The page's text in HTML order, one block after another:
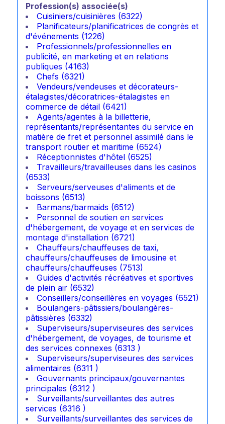
Profession(s) associée(s)
Cuisiniers/cuisinières (6322)
Planificateurs/planificatrices de congrès et
d'événements (1226)
Professionnels/professionnelles en
publicité, en marketing et en relations
publiques (4163)
Chefs (6321)
Vendeurs/vendeuses et décorateurs-
étalagistes/décoratrices-étalagistes en
commerce de détail (6421)
Agents/agentes à la billetterie,
représentants/représentantes du service en
matière de fret et personnel assimilé dans le
transport routier et maritime (6524)
Réceptionnistes d'hôtel (6525)
Travailleurs/travailleuses dans les casinos
(6533)
Serveurs/serveuses d'aliments et de
boissons (6513)
Barmans/barmaids (6512)
Personnel de soutien en services
d'hébergement, de voyage et en services de
montage d'installation (6721)
Chauffeurs/chauffeuses de taxi,
chauffeurs/chauffeuses de limousine et
chauffeurs/chauffeuses (7513)
Guides d'activités récréatives et sportives
de plein air (6532)
Conseillers/conseillères en voyages (6521)
Boulangers-pâtissiers/boulangères-
pâtissières (6332)
Superviseurs/superviseures des services
d'hébergement, de voyages, de tourisme et
des services connexes (6313 )
Superviseurs/superviseures des services
alimentaires (6311 )
Gouvernants principaux/gouvernantes
principales (6312 )
Surveillants/surveillantes des autres
services (6316 )
Surveillants/surveillantes des services de